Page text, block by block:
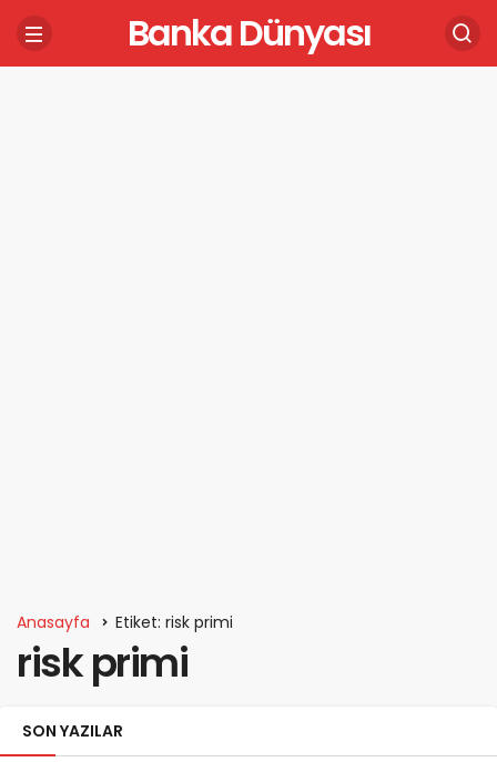
Banka Dünyası
Anasayfa Etiket: risk primi
risk primi
SON YAZILAR